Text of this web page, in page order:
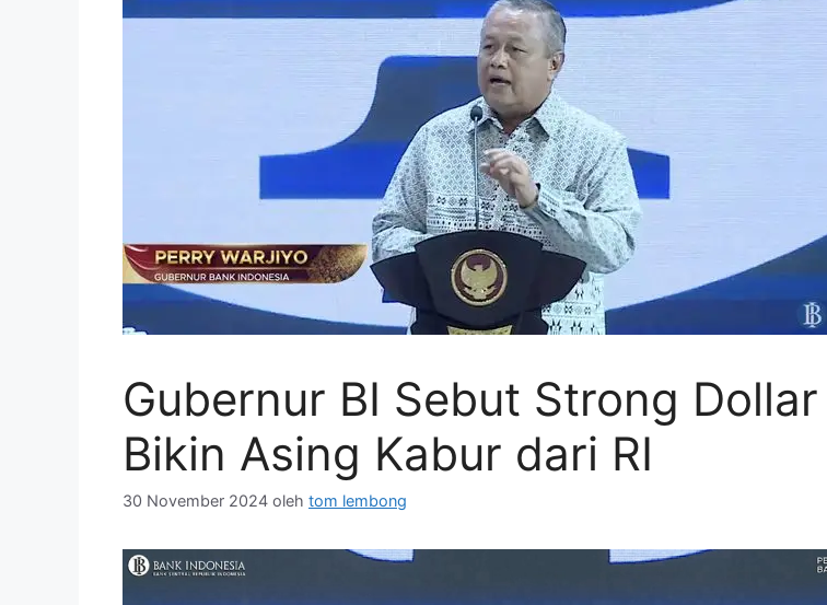
Gubernur BI Sebut Strong Dollar
Bikin Asing Kabur dari RI
30 November 2024 oleh tom lembong